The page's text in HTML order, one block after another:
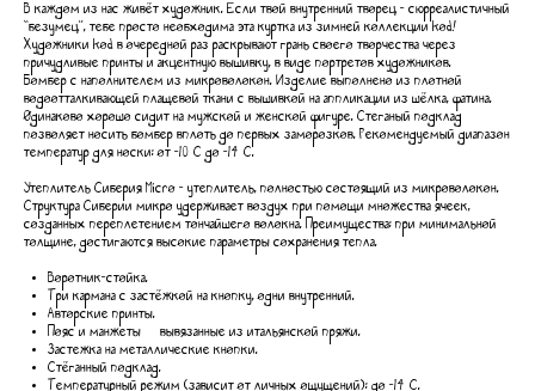
В каждом из нас живёт художник. Если твой внутренний творец - сюрреалистичный
“безумец”, тебе просто необходима эта куртка из зимней коллекции kоd!
Художники kоd в очередной раз раскрывают грань своего творчества через
причудливые принты и акцентную вышивку, в виде портретов художников.
Бомбер с наполнителем из микроволокон. Изделие выполнено из плотной
водоотталкивающей плащевой ткани с вышивкой на аппликации из шёлка, фатина.
Одинаково хорошо сидит на мужской и женской фигуре. Стеганый подклад
позволяет носить бомбер вплоть до первых заморозков. Рекомендуемый диапазон
температур для носки: от -10°C до -14°C.
Утеплитель Сиберия Micro - утеплитель, полностью состоящий из микроволокон.
Структура Сиберии микро удерживает воздух при помощи множества ячеек,
созданных переплетением тончайшего волокна. Преимущества: при минимальной
толщине, достигаются высокие параметры сохранения тепла.
Воротник-стойка.
Три кармана с застёжкой на кнопку, одни внутренний.
Авторские принты.
Пояс и манжеты — вывязанные из итальянской пряжи.
Застежка на металлические кнопки.
Стёганный подклад.